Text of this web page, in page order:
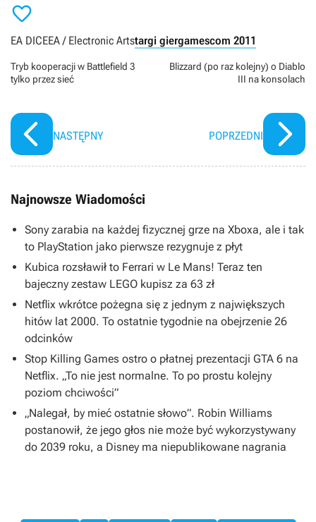

EA DICEEA / Electronic Artstargi giergamescom 2011
Tryb kooperacji w Battlefield 3
tylko przez sieć
NASTĘPNY
Blizzard (po raz kolejny) o Diablo
III na konsolach
POPRZEDNI
Najnowsze Wiadomości
Sony zarabia na każdej fizycznej grze na Xboxa, ale i tak
to PlayStation jako pierwsze rezygnuje z płyt
Kubica rozsławił to Ferrari w Le Mans! Teraz ten
bajeczny zestaw LEGO kupisz za 63 zł
Netflix wkrótce pożegna się z jednym z największych
hitów lat 2000. To ostatnie tygodnie na obejrzenie 26
odcinków
Stop Killing Games ostro o płatnej prezentacji GTA 6 na
Netflix. „To nie jest normalne. To po prostu kolejny
poziom chciwości”
„Nalegał, by mieć ostatnie słowo”. Robin Williams
postanowił, że jego głos nie może być wykorzystywany
do 2039 roku, a Disney ma niepublikowane nagrania